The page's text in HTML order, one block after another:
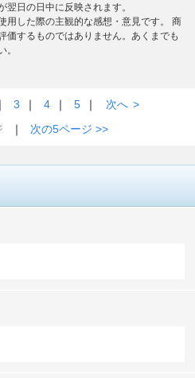
日の日中に反映されます。
用した際の主観的な感想・意見です。 商
価するものではありません。あくまでも
。
｜ 3 ｜ 4 ｜ 5 ｜ 次へ >
｜ 次の5ページ >>